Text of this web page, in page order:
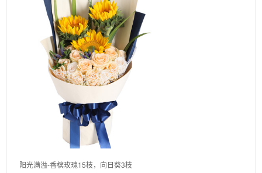
阳光满溢-香槟玫瑰15枝，向日葵3枝